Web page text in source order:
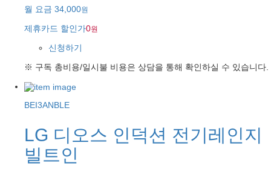
월 요금 34,000원
제휴카드 할인가0원
신청하기
※ 구독 총비용/일시불 비용은 상담을 통해 확인하실 수 있습니다.
BEI3ANBLE
LG 디오스 인덕션 전기레인지
빌트인